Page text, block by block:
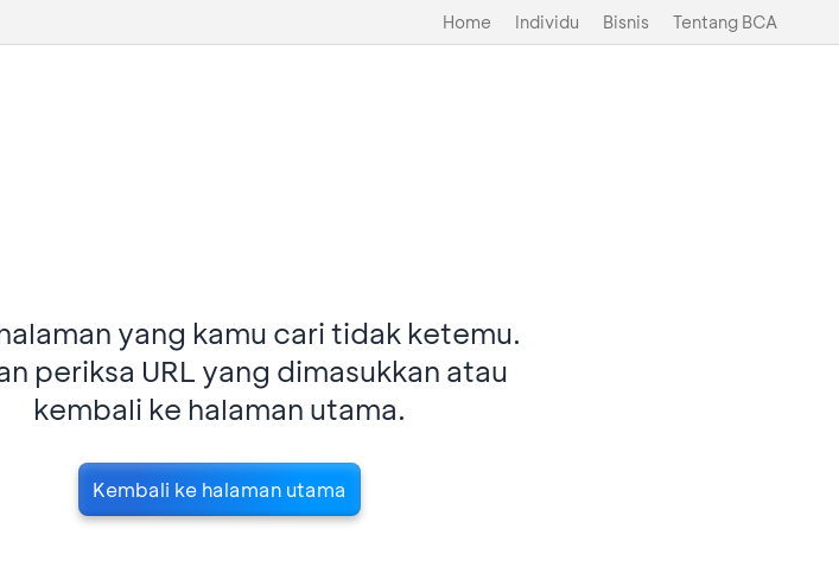
Home Individu Bisnis Tentang BCA
yang kamu cari tidak ketemu.
periksa URL yang dimasukkan atau
kembali ke halaman utama.
Kembali ke halaman utama